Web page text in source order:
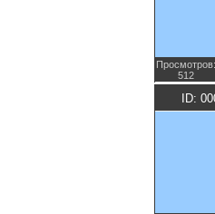
Просмотров:
512
ID: